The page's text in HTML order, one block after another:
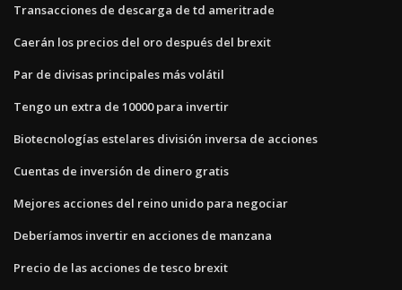
Transacciones de descarga de td ameritrade
Caerán los precios del oro después del brexit
Par de divisas principales más volátil
Tengo un extra de 10000 para invertir
Biotecnologías estelares división inversa de acciones
Cuentas de inversión de dinero gratis
Mejores acciones del reino unido para negociar
Deberíamos invertir en acciones de manzana
Precio de las acciones de tesco brexit